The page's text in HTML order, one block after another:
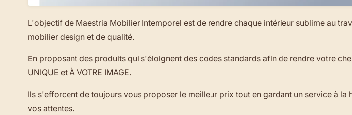
L'objectif de Maestria Mobilier Intemporel est de rendre chaque intérieur sublime au
mobilier design et de qualité.
En proposant des produits qui s'éloignent des codes standards afin de rendre votre
UNIQUE et À VOTRE IMAGE.
Ils s'efforcent de toujours vous proposer le meilleur prix tout en gardant un service à la
vos attentes.